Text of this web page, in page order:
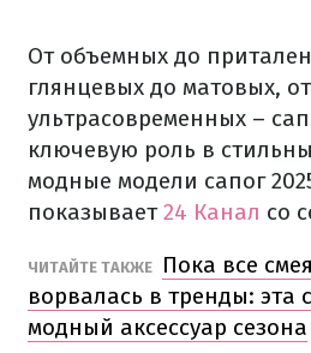
От объемных до
глянцевых до матовых,
ультрасовременных –
ключевую роль в
модные модели сапог
показывает24 Канал со
ЧИТАЙТЕ ТАКЖЕ
Пока все
ворвалась в тренды: эта
модный аксессуар сезона